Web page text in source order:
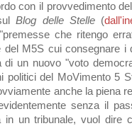
con il provvedimento
Blog delle Stelle(
che ritengo
del M5S cui consegnare
un nuovo "voto
politici del MoVimento 5
anche la piena
senza il
in un tribunale, vuol